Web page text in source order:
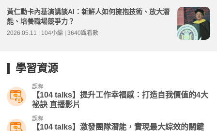
黃仁勳卡內基演講談AI：新鮮人如何擁抱技術、放大潛
能、培養職場競爭力？
2026.05.11 | 104小編 | 3640觀看數
學習資源
課程
【104 talks】提升工作幸福感：打造自我價值的4大
祕訣 直播影片
課程
【104 talks】激發團隊潛能，實現最大綜效的關鍵